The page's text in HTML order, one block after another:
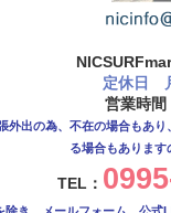
定休日
営業時
外出の為、不在の場合もあ
る場合もあります
TEL：